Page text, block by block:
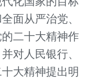
面从严治党、
二十大精神作
对人民银行、
大精神提出明